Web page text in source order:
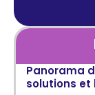
Panorama
solutions et